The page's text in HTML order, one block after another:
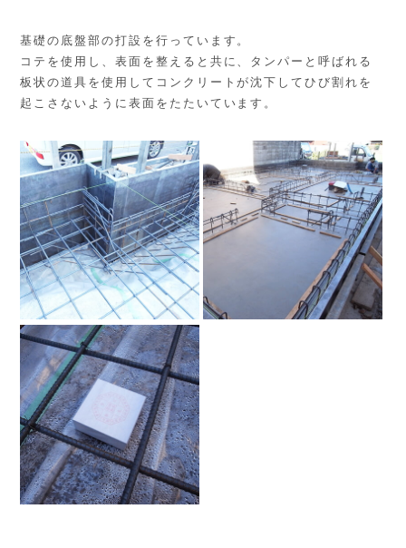
基礎の底盤部の打設を行っています。
コテを使用し、表面を整えると共に、タンパーと呼ばれる
板状の道具を使用してコンクリートが沈下してひび割れを
起こさないように表面をたたいています。